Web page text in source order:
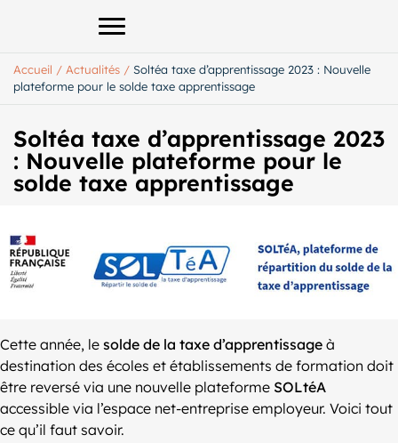
Afficher le menu principal
Accueil / Actualités / Soltéa taxe d’apprentissage 2023 : Nouvelle
plateforme pour le solde taxe apprentissage
Soltéa taxe d’apprentissage 2023
: Nouvelle plateforme pour le
solde taxe apprentissage
Cette année, le solde de la taxe d’apprentissage à
destination des écoles et établissements de formation doit
être reversé via une nouvelle plateforme SOLtéA
accessible via l’espace net-entreprise employeur. Voici tout
ce qu’il faut savoir.